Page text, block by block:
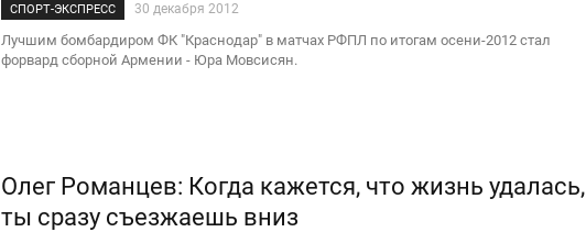
СПОРТ-ЭКСПРЕСС 30 декабря 2012
Лучшим бомбардиром ФК "Краснодар" в матчах РФПЛ по итогам осени-2012 стал
форвард сборной Армении - Юра Мовсисян.
Олег Романцев: Когда кажется, что жизнь удалась,
ты сразу съезжаешь вниз